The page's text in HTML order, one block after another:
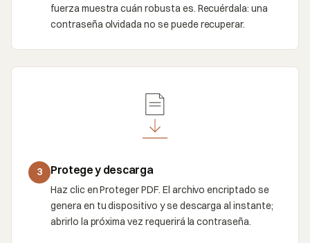
fuerza muestra cuán robusta es. Recuérdala: una
contraseña olvidada no se puede recuperar.
3 Protege y descarga
Haz clic en Proteger PDF. El archivo encriptado se
genera en tu dispositivo y se descarga al instante;
abrirlo la próxima vez requerirá la contraseña.